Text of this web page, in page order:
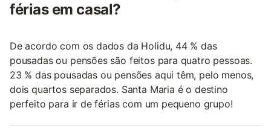
férias em casal?
De acordo com os dados da Holidu, 44 % das
pousadas ou pensões são feitos para quatro pessoas.
23 % das pousadas ou pensões aqui têm, pelo menos,
dois quartos separados. Santa Maria é o destino
perfeito para ir de férias com um pequeno grupo!